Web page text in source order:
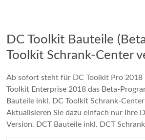
DC Toolkit Bauteile
Toolkit Schrank-Center
Ab sofort steht für DC Toolkit Pro 2018
Toolkit Enterprise 2018 das Beta-
Bauteile inkl. DC Toolkit Schrank-
Aktualisieren Sie dazu einfach nur Ihre
Version. DCT Bauteile inkl. DCT